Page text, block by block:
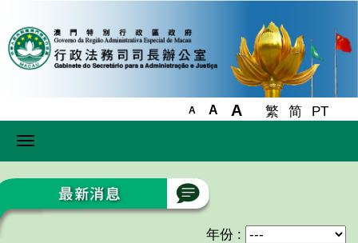
A A A 繁 简 PT
Toggle
年份 :